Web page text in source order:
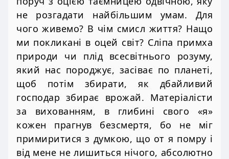
не розгадати найбільшим умам. Для
чого живемо? В чім смисл життя? Нащо
ми покликані в оцей світ? Сліпа примха
природи чи плід всесвітнього розуму,
який нас породжує, засіває по планеті,
щоб потім збирати, як дбайливий
господар збирає врожай. Матеріалісти
за вихованням, в глибині свого «я»
кожен прагнув безсмертя, бо не міг
примиритися з думкою, що от я помру і
від мене не лишиться нічого, абсолютно